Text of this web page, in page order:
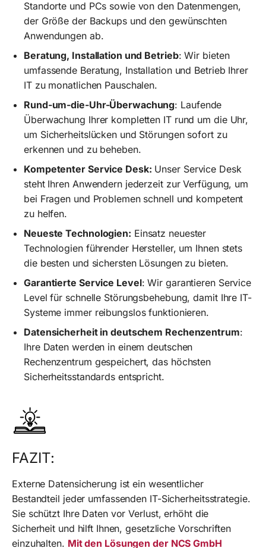
Standorte und PCs sowie von den Datenmengen,
der Größe der Backups und den gewünschten
Anwendungen ab.
Beratung, Installation und Betrieb: Wir bieten
umfassende Beratung, Installation und Betrieb Ihrer
IT zu monatlichen Pauschalen.
Rund-um-die-Uhr-Überwachung: Laufende
Überwachung Ihrer kompletten IT rund um die Uhr,
um Sicherheitslücken und Störungen sofort zu
erkennen und zu beheben.
Kompetenter Service Desk: Unser Service Desk
steht Ihren Anwendern jederzeit zur Verfügung, um
bei Fragen und Problemen schnell und kompetent
zu helfen.
Neueste Technologien: Einsatz neuester
Technologien führender Hersteller, um Ihnen stets
die besten und sichersten Lösungen zu bieten.
Garantierte Service Level: Wir garantieren Service
Level für schnelle Störungsbehebung, damit Ihre IT-
Systeme immer reibungslos funktionieren.
Datensicherheit in deutschem Rechenzentrum:
Ihre Daten werden in einem deutschen
Rechenzentrum gespeichert, das höchsten
Sicherheitsstandards entspricht.
FAZIT:
Externe Datensicherung ist ein wesentlicher
Bestandteil jeder umfassenden IT-Sicherheitsstrategie.
Sie schützt Ihre Daten vor Verlust, erhöht die
Sicherheit und hilft Ihnen, gesetzliche Vorschriften
einzuhalten. Mit den Lösungen der NCS GmbH